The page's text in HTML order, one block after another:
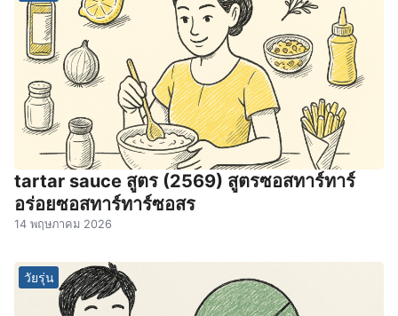
tartar sauce สูตร (2569) สูตรซอสทาร์ทาร์
อร่อยซอสทาร์ทาร์ซอสร
14 พฤษภาคม 2026
วัยรุ่น